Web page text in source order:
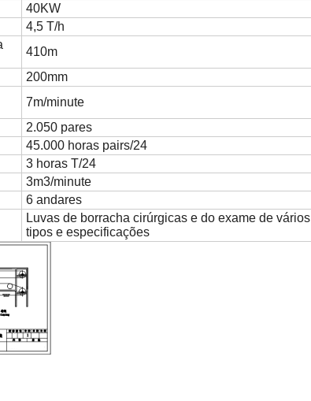
40KW
4,5 T/h
410m
200mm
7m/minute
2.050 pares
45.000 horas pairs/24
3 horas T/24
3m3/minute
6 andares
Luvas de borracha cirúrgicas e do exame de vários
tipos e especificações